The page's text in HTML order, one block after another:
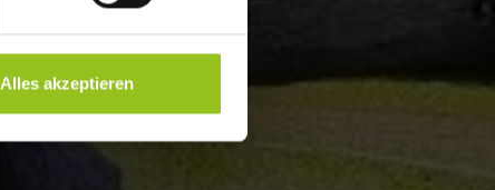
Alles akzeptieren